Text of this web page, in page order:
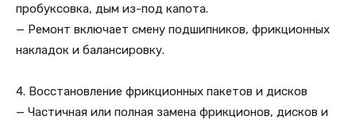
пробуксовка, дым из-под капота.
— Ремонт включает смену подшипников, фрикционных
накладок и балансировку.
4. Восстановление фрикционных пакетов и дисков
— Частичная или полная замена фрикционов, дисков и